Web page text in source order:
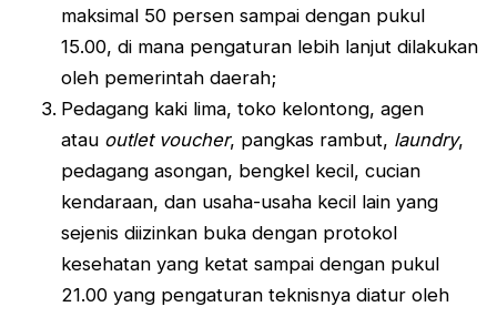
maksimal 50 persen sampai dengan pukul
15.00, di mana pengaturan lebih lanjut dilakukan
oleh pemerintah daerah;
Pedagang kaki lima, toko kelontong, agen
atau outlet voucher, pangkas rambut, laundry,
pedagang asongan, bengkel kecil, cucian
kendaraan, dan usaha-usaha kecil lain yang
sejenis diizinkan buka dengan protokol
kesehatan yang ketat sampai dengan pukul
21.00 yang pengaturan teknisnya diatur oleh